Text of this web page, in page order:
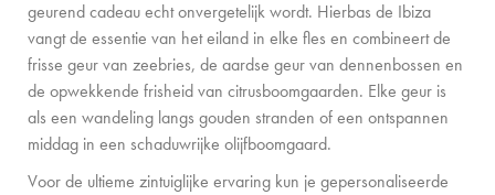
geurend cadeau echt onvergetelijk wordt. Hierbas de Ibiza
vangt de essentie van het eiland in elke fles en combineert de
frisse geur van zeebries, de aardse geur van dennenbossen en
de opwekkende frisheid van citrusboomgaarden. Elke geur is
als een wandeling langs gouden stranden of een ontspannen
middag in een schaduwrijke olijfboomgaard.
Voor de ultieme zintuiglijke ervaring kun je gepersonaliseerde